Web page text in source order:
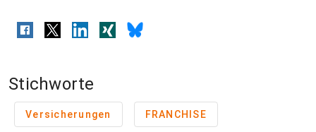
Stichworte
Versicherungen FRANCHISE